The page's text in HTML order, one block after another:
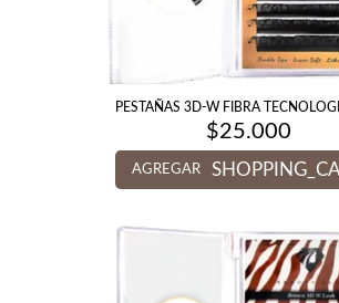
PESTAÑAS 3D-W FIBRA
$25.000
AGREGAR